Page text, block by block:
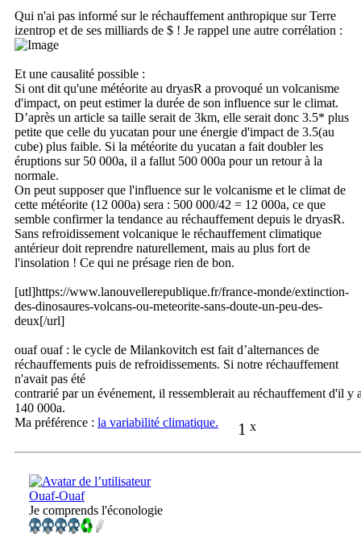
Qui n'ai pas informé sur le réchauffement anthropique sur Terre
izentrop et de ses milliards de $ ! Je rappel une autre corrélation :
Et une causalité possible :
Si ont dit qu'une météorite au dryasR a provoqué un volcanisme
d'impact, on peut estimer la durée de son influence sur le climat.
D’après un article sa taille serait de 3km, elle serait donc 3.5* plus
petite que celle du yucatan pour une énergie d'impact de 3.5(au
cube) plus faible. Si la météorite du yucatan a fait doubler les
éruptions sur 50 000a, il a fallut 500 000a pour un retour à la
normale.
On peut supposer que l'influence sur le volcanisme et le climat de
cette météorite (12 000a) sera : 500 000/42 = 12 000a, ce que
semble confirmer la tendance au réchauffement depuis le dryasR.
Sans refroidissement volcanique le réchauffement climatique
antérieur doit reprendre naturellement, mais au plus fort de
l'insolation ! Ce qui ne présage rien de bon.
[utl]https://www.lanouvellerepublique.fr/france-monde/extinction-
des-dinosaures-volcans-ou-meteorite-sans-doute-un-peu-des-
deux[/url]
ouaf ouaf : le cycle de Milankovitch est fait d’alternances de
réchauffements puis de refroidissements. Si notre réchauffement
n'avait pas été
contrarié par un événement, il ressemblerait au réchauffement d'il y
140 000a.
1 x
Ma préférence : la variabilité climatique.
Ouaf-Ouaf
Je comprends l'éconologie